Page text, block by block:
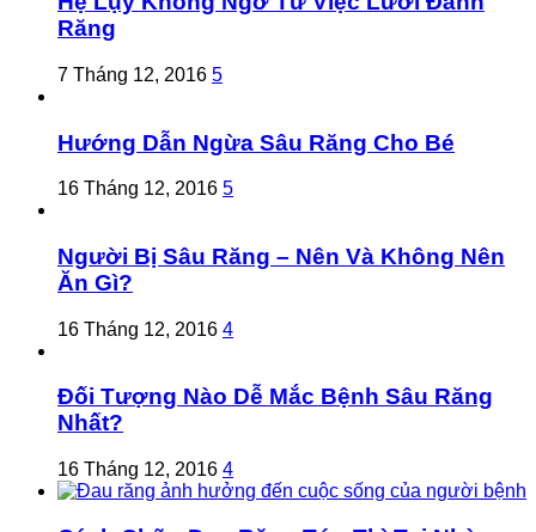
Răng
7 Tháng 12, 2016 5
Hướng Dẫn Ngừa Sâu Răng Cho Bé
16 Tháng 12, 2016 5
Người Bị Sâu Răng – Nên Và Không Nên
Ăn Gì?
16 Tháng 12, 2016 4
Đối Tượng Nào Dễ Mắc Bệnh Sâu Răng
Nhất?
16 Tháng 12, 2016 4